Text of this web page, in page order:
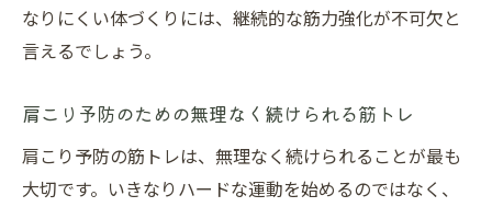
なりにくい体づくりには、継続的な筋力強化が不可欠と
言えるでしょう。
肩こり予防のための無理なく続けられる筋トレ
肩こり予防の筋トレは、無理なく続けられることが最も
大切です。いきなりハードな運動を始めるのではなく、